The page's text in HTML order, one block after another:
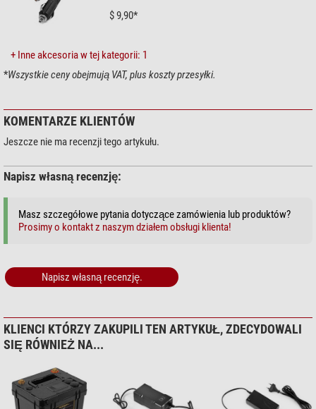
$ 9,90*
+ Inne akcesoria w tej kategorii: 1
*Wszystkie ceny obejmują VAT, plus koszty przesyłki.
KOMENTARZE KLIENTÓW
Jeszcze nie ma recenzji tego artykułu.
Napisz własną recenzję:
Masz szczegółowe pytania dotyczące zamówienia lub produktów?
Prosimy o kontakt z naszym działem obsługi klienta!
Napisz własną recenzję.
KLIENCI KTÓRZY ZAKUPILI TEN ARTYKUŁ, ZDECYDOWALI
SIĘ RÓWNIEŻ NA...